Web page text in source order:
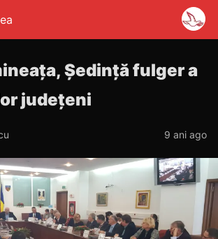
Ședință fulger a
județeni
9 ani ago